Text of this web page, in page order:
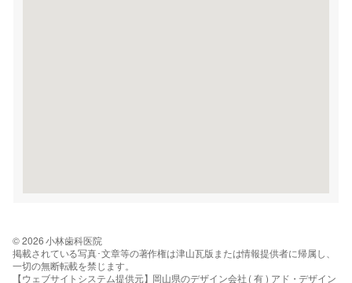
© 2026 小林歯科医院
掲載されている写真･文章等の著作権は津山瓦版または情報提供者に帰属し、
一切の無断転載を禁じます。
【ウェブサイトシステム提供元】岡山県のデザイン会社 ( 有 ) アド・デザイン